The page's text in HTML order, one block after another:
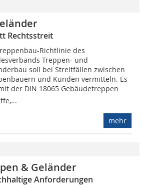
Rechtsstreit
Richtlinie des
Treppen- und
soll bei Streitfällen zwischen
und Kunden vermitteln. Es
der DIN 18065 Gebäudetreppen 
mehr
& Geländer
Anforderungen